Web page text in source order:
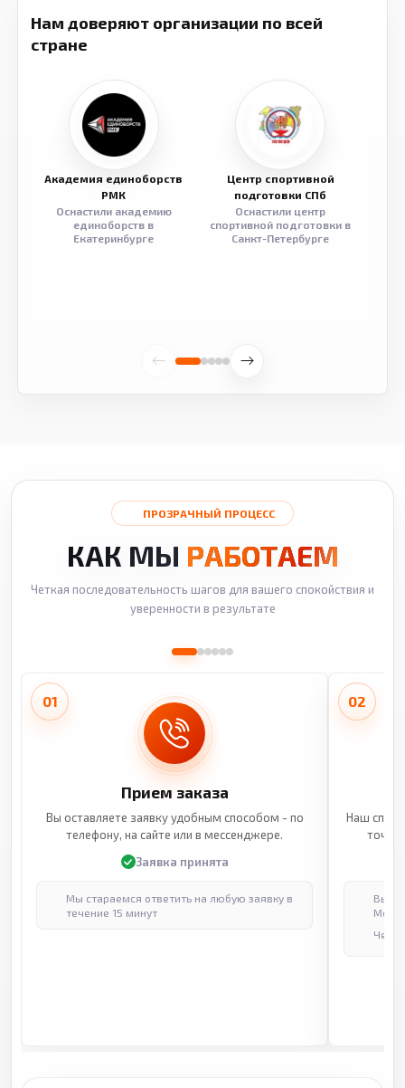
Нам доверяют организации по всей
стране
Академия единоборств
РМК
Оснастили академию
единоборств в
Екатеринбурге
Центр спортивной
подготовки СПб
Оснастили центр
спортивной подготовки в
Санкт-Петербурге
ПРОЗРАЧНЫЙ ПРОЦЕСС
КАК МЫ РАБОТАЕМ
Четкая последовательность шагов для вашего спокойствия и
уверенности в результате
01
Прием заказа
Вы оставляете заявку удобным способом - по
телефону, на сайте или в мессенджере.
Заявка принята
Мы стараемся ответить на любую заявку в
течение 15 минут
02
Наш